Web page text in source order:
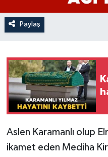
Paylaş
Aslen Karamanlı olup
ikamet eden Mediha